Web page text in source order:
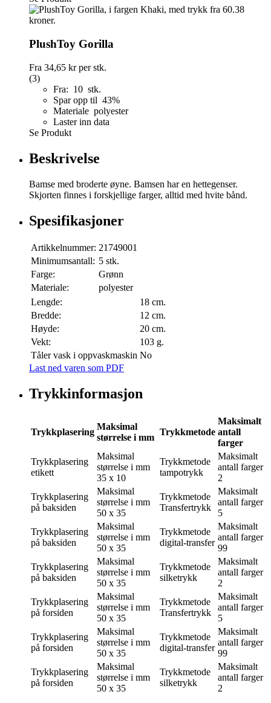
PlushToy Gorilla
Fra 34,65 krper stk.
(3)
Fra: 10 stk.
Spar opp til 43%
Materiale polyester
Laster inn data
Se Produkt
Beskrivelse
Bamse med broderte øyne. Bamsen har en hettegenser.
Skjorten finnes i forskjellige farger, alltid med hvite bånd.
Spesifikasjoner
Artikkelnummer: 21749001
Minimumsantall: 5 stk.
Farge:
Grønn
Materiale:
polyester
Lengde:
18 cm.
Bredde:
12 cm.
Høyde:
20 cm.
Vekt:
103 g.
Tåler vask i oppvaskmaskin No
Last ned varen som PDF
Trykkinformasjon
Trykkplasering
Maksimal
størrelse i mm
Trykkmetode
Maksimalt
antall
farger
Trykkplasering
etikett
Maksimal
størrelse i mm
35 x 10
Trykkmetode
tampotrykk
Maksimalt
antall farger
2
Trykkplasering
på baksiden
Maksimal
størrelse i mm
50 x 35
Trykkmetode
Transfertrykk
Maksimalt
antall farger
5
Trykkplasering
på baksiden
Maksimal
størrelse i mm
50 x 35
Trykkmetode
digital-transfer
Maksimalt
antall farger
99
Trykkplasering
på baksiden
Maksimal
størrelse i mm
50 x 35
Trykkmetode
silketrykk
Maksimalt
antall farger
2
Trykkplasering
på forsiden
Maksimal
størrelse i mm
50 x 35
Trykkmetode
Transfertrykk
Maksimalt
antall farger
5
Trykkplasering
på forsiden
Maksimal
størrelse i mm
50 x 35
Trykkmetode
digital-transfer
Maksimalt
antall farger
99
Trykkplasering
på forsiden
Maksimal
størrelse i mm
50 x 35
Trykkmetode
silketrykk
Maksimalt
antall farger
2